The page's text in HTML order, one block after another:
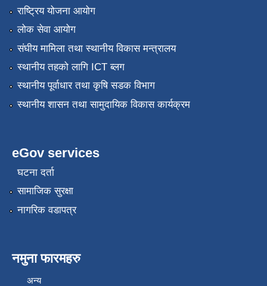
राष्ट्रिय योजना आयोग
लोक सेवा आयोग
संघीय मामिला तथा स्थानीय विकास मन्त्रालय
स्थानीय तहको लागि ICT ब्लग
स्थानीय पूर्वाधार तथा कृषि सडक विभाग
स्थानीय शासन तथा सामुदायिक विकास कार्यक्रम
eGov services
घटना दर्ता
सामाजिक सुरक्षा
नागरिक वडापत्र
नमुना फारमहरु
अन्य